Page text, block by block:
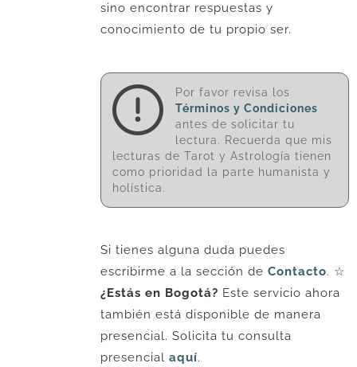
sino encontrar respuestas y
conocimiento de tu propio ser.
Por favor revisa los
Términos y Condiciones
antes de solicitar tu
lectura. Recuerda que mis
lecturas de Tarot y Astrología tienen
como prioridad la parte humanista y
holística.
Si tienes alguna duda puedes
escribirme a la sección de Contacto. ☆
¿Estás en Bogotá? Este servicio ahora
también está disponible de manera
presencial. Solicita tu consulta
presencial aquí.